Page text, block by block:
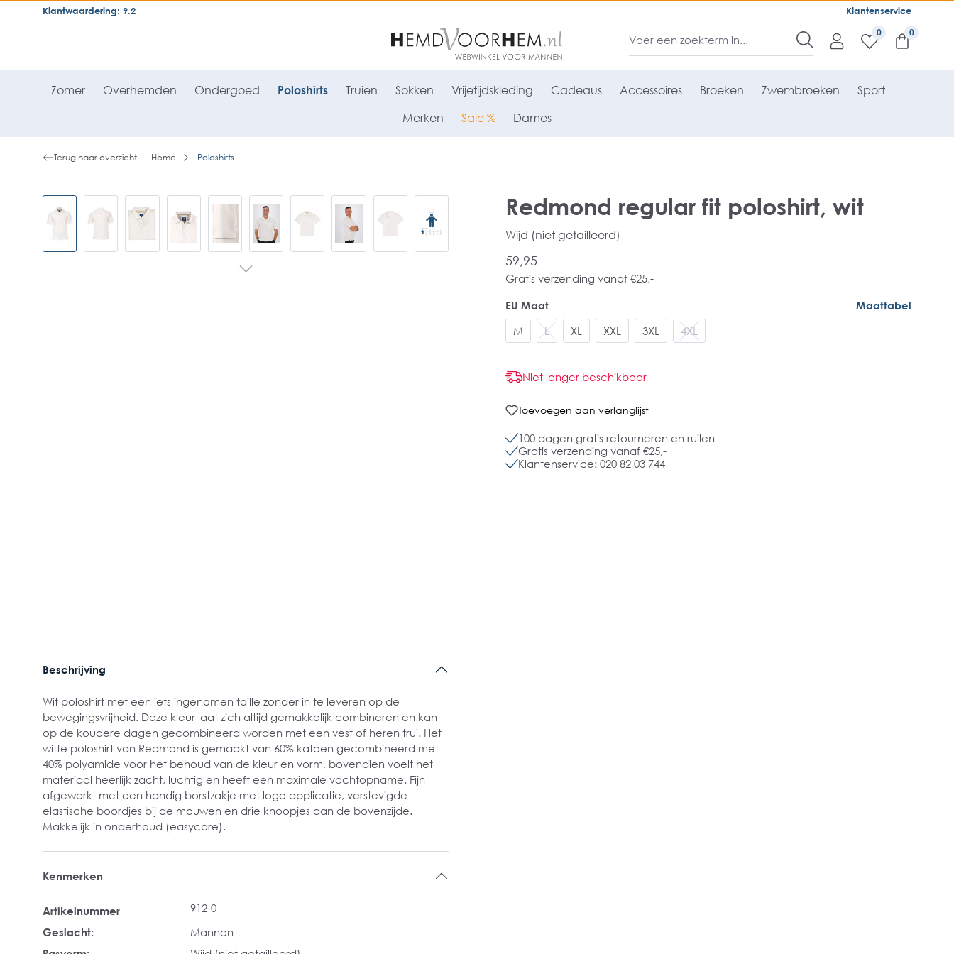
general.skipToNavigation Klantenservice
Klantwaardering: 9.2
0
Zomer Overhemden Ondergoed Poloshirts Truien Sokken Vrijetijdskleding Cadeaus Accessoires Broeken Zwembroeken Sport
Merken Sale % Dames
Terug naar overzicht Home Poloshirts
Redmond regular fit poloshirt, wit
Wijd (niet getailleerd)
59,95
Gratis verzending vanaf €25,-
EU Maat
Maattabel
M
L XL XXL 3XL 4XL
Niet langer beschikbaar
Toevoegen aan verlanglijst
100 dagen gratis retourneren en ruilen
Gratis verzending vanaf €25,-
Klantenservice: 020 82 03 744
Beschrijving
Wit poloshirt met een iets ingenomen taille zonder in te leveren op de
bewegingsvrijheid. Deze kleur laat zich altijd gemakkelijk combineren en kan
op de koudere dagen gecombineerd worden met een vest of heren trui. Het
witte poloshirt van Redmond is gemaakt van 60% katoen gecombineerd met
40% polyamide voor het behoud van de kleur en vorm, bovendien voelt het
materiaal heerlijk zacht, luchtig en heeft een maximale vochtopname. Fijn
afgewerkt met een handig borstzakje met logo applicatie, verstevigde
elastische boordjes bij de mouwen en drie knoopjes aan de bovenzijde.
Makkelijk in onderhoud (easycare).
Kenmerken
Artikelnummer
912-0
Geslacht:
Mannen